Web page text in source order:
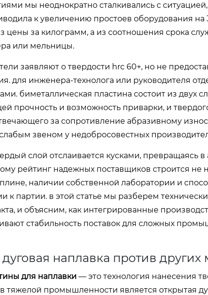
мы неоднократно сталкивались с ситуацией,
к увеличению простоев оборудования на
цены за килограмм, а из соотношения срока
или мельницы.
заявляют о твердости hrc 60+, но не
для инженера-технолога или руководителя
биметаллическая пластина состоит из двух
прочность и возможность приварки, и
за сопротивление абразивному
звеном у недобросовестных
слой отслаивается кусками, превращаясь в
рейтинг надежных поставщиков строится не
наличии собственной лаборатории и
к партии. в этой статье мы разберем
и объясним, как интегрированные
стабильность поставок для сложных
наплавка против других
для наплавки — это технология нанесения
промышленности является открытая